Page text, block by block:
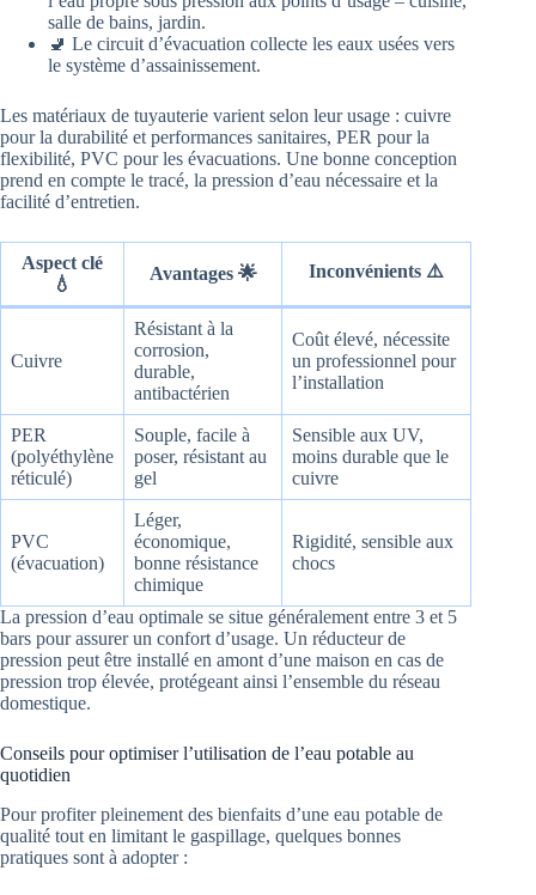
salle de bains, jardin.
🚽 Le circuit d’évacuation collecte les eaux usées vers
le système d’assainissement.
Les matériaux de tuyauterie varient selon leur usage : cuivre
pour la durabilité et performances sanitaires, PER pour la
flexibilité, PVC pour les évacuations. Une bonne conception
prend en compte le tracé, la pression d’eau nécessaire et la
facilité d’entretien.
Aspect clé
💧
Avantages 🌟 Inconvénients ⚠️
Cuivre
Résistant à la
corrosion,
durable,
antibactérien
Coût élevé, nécessite
un professionnel pour
l’installation
PER
(polyéthylène
réticulé)
Souple, facile à
poser, résistant au
gel
Sensible aux UV,
moins durable que le
cuivre
PVC
(évacuation)
Léger,
économique,
bonne résistance
chimique
Rigidité, sensible aux
chocs
La pression d’eau optimale se situe généralement entre 3 et 5
bars pour assurer un confort d’usage. Un réducteur de
pression peut être installé en amont d’une maison en cas de
pression trop élevée, protégeant ainsi l’ensemble du réseau
domestique.
Conseils pour optimiser l’utilisation de l’eau potable au
quotidien
Pour profiter pleinement des bienfaits d’une eau potable de
qualité tout en limitant le gaspillage, quelques bonnes
pratiques sont à adopter :